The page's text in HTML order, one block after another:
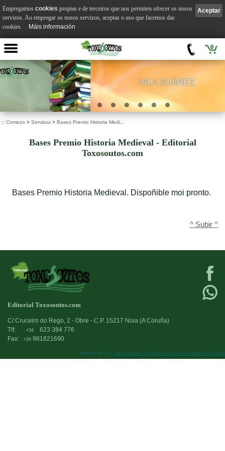
0
VILA SUÁREZ
:: Comezo > Servizos > Bases Premio Historia Medi...
Bases Premio Historia Medieval - Editorial
Toxosoutos.com
Bases Premio Historia Medieval. Dispoñible moi pronto.
^ Subir ^
Editorial Toxosoutos.com
C/ Cruceiro do Rego, 2 - Obre - C.P. 15217 Noia (A Coruña)
Tlf:
+34
623 384 776
Fax:
+34 981821690
Deseño web:-> kantaronet - Deseño de páxinas web en Galicia
Aceptar
Empregamos cookies propias e de terceiros que nos permiten ofrecer os nosos
servizos. Ao empregar os nosos servizos, aceptas o uso que facemos das
cookies.
Máis información